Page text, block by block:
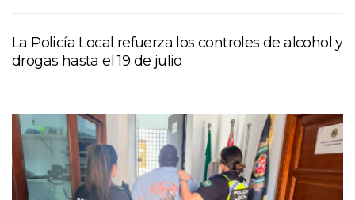
La Policía Local refuerza los controles de alcohol y
drogas hasta el 19 de julio